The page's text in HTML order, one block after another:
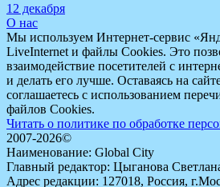
12 декабря
О нас
Мы используем Интернет-сервис
LiveInternet и файлы Cookies. Это
взаимодействие посетителей с
и делать его лучше. Оставаясь на
соглашаетесь с использованием
файлов Cookies.
Читать о политике по обработке
2007-2026©
Наименование: Global City
Главный редактор: Цыганова
Адрес редакции: 127018, Россия,